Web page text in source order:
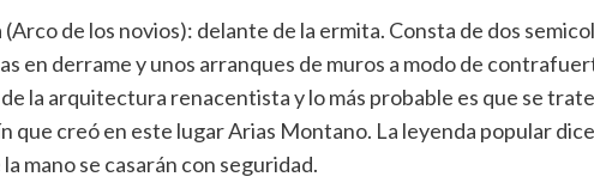
de los novios): delante de la ermita. Consta de dos
en derrame y unos arranques de muros a modo de
la arquitectura renacentista y lo más probable es que se
que creó en este lugar Arias Montano. La leyenda popular
mano se casarán con seguridad.